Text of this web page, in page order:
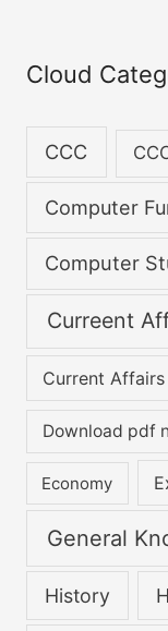
h
o
Cloud
CCC
Computer
Computer
Curreent
Current Affairs
Download pdf
Economy
General
History